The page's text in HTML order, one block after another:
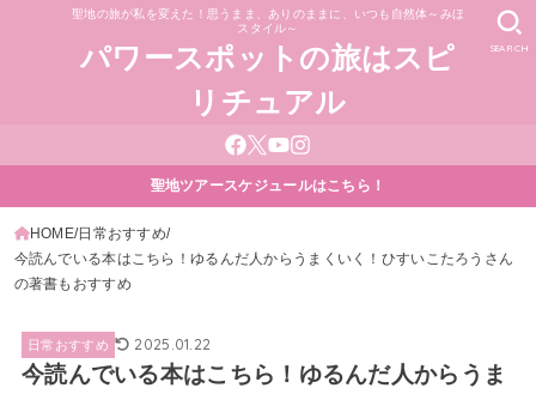
聖地の旅が私を変えた！思うまま、ありのままに、いつも自然体～みほ
スタイル～
パワースポットの旅はスピ
リチュアル
SEARCH
聖地ツアースケジュールはこちら！
HOME 日常おすすめ
今読んでいる本はこちら！ゆるんだ人からうまくいく！ひすいこたろうさん
の著書もおすすめ
日常おすすめ 2025.01.22
今読んでいる本はこちら！ゆるんだ人からうま